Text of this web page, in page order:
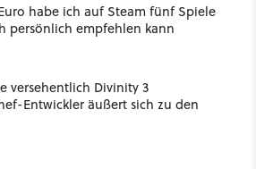
habe ich auf Steam fünf Spiele
persönlich empfehlen kann
versehentlich Divinity 3
Entwickler äußert sich zu den